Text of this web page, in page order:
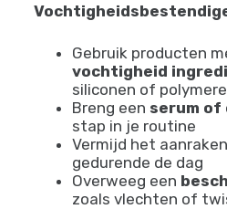
Gebruik producten
vochtigheid
siliconen of
Breng een serum of
stap in je routine
Vermijd het
gedurende de dag
Overweeg een
zoals vlechten of